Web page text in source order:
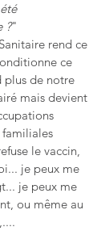
?"
rend ce
ce
plus de notre
mais devient
le vaccin,
je peux me
je peux me
ou même au